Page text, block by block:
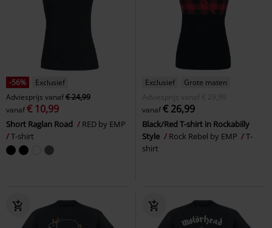
-56%
Exclusief
Adviesprijs vanaf€ 24,99
vanaf€ 10,99
Short Raglan Road
RED by EMP
T-shirt
Exclusief
Grote maten
Adviesprijs
vanaf € 29,99
vanaf€ 26,99
Black/Red T-shirt in Rockabilly
Style
Rock Rebel by EMP
T-
shirt